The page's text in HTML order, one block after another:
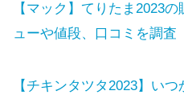
【マック】てりたま2023
ューや値段、口コミを調査
【チキンタツタ2023】い